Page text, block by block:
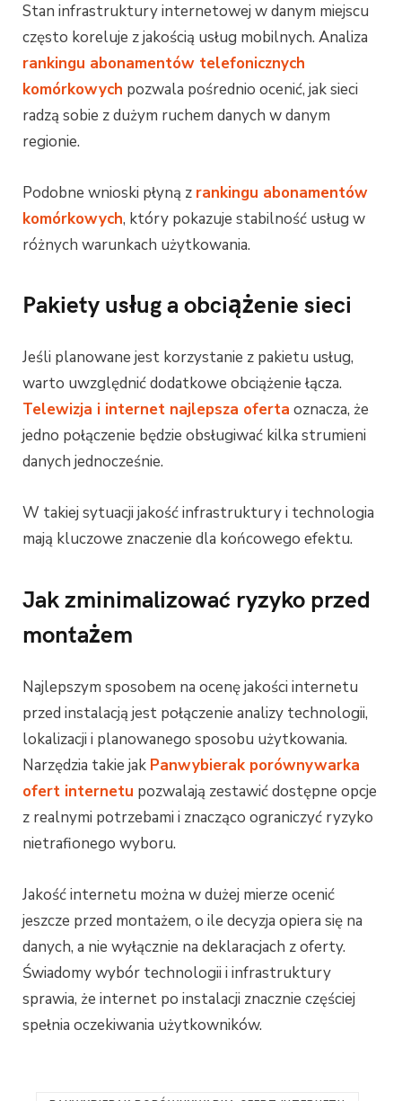
Stan infrastruktury internetowej w danym miejscu
często koreluje z jakością usług mobilnych. Analiza
rankingu abonamentów telefonicznych
komórkowych pozwala pośrednio ocenić, jak sieci
radzą sobie z dużym ruchem danych w danym
regionie.
Podobne wnioski płyną z rankingu abonamentów
komórkowych, który pokazuje stabilność usług w
różnych warunkach użytkowania.
Pakiety usług a obciążenie sieci
Jeśli planowane jest korzystanie z pakietu usług,
warto uwzględnić dodatkowe obciążenie łącza.
Telewizja i internet najlepsza oferta oznacza, że
jedno połączenie będzie obsługiwać kilka strumieni
danych jednocześnie.
W takiej sytuacji jakość infrastruktury i technologia
mają kluczowe znaczenie dla końcowego efektu.
Jak zminimalizować ryzyko przed
montażem
Najlepszym sposobem na ocenę jakości internetu
przed instalacją jest połączenie analizy technologii,
lokalizacji i planowanego sposobu użytkowania.
Narzędzia takie jak Panwybierak porównywarka
ofert internetu pozwalają zestawić dostępne opcje
z realnymi potrzebami i znacząco ograniczyć ryzyko
nietrafionego wyboru.
Jakość internetu można w dużej mierze ocenić
jeszcze przed montażem, o ile decyzja opiera się na
danych, a nie wyłącznie na deklaracjach z oferty.
Świadomy wybór technologii i infrastruktury
sprawia, że internet po instalacji znacznie częściej
spełnia oczekiwania użytkowników.